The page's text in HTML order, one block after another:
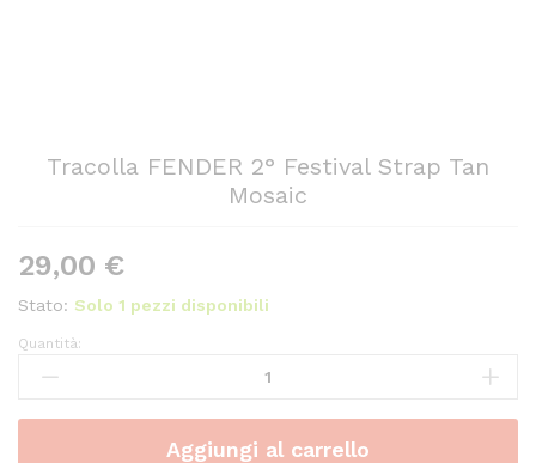
Tracolla FENDER 2° Festival Strap Tan
Mosaic
29,00 €
Stato: Solo 1 pezzi disponibili
Tracolla
FENDER
Festival
Quantità:
Aggiungi al carrello